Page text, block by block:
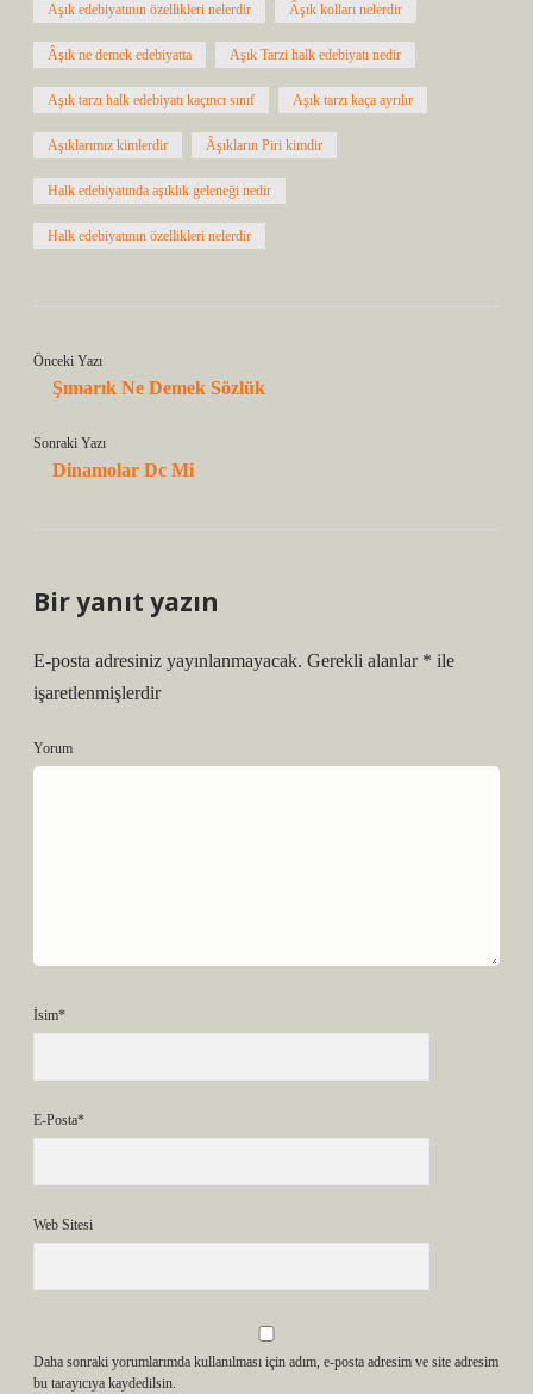
Aşık edebiyatının özellikleri nelerdir Âşık kolları nelerdir
Âşık ne demek edebiyatta Aşık Tarzi halk edebiyatı nedir
Aşık tarzı halk edebiyatı kaçıncı sınıf Aşık tarzı kaça ayrılır
Aşıklarımız kimlerdir Âşıkların Piri kimdir
Halk edebiyatında aşıklık geleneği nedir
Halk edebiyatının özellikleri nelerdir
Önceki Yazı
Şımarık Ne Demek Sözlük
Sonraki Yazı
Dinamolar Dc Mi
Bir yanıt yazın
E-posta adresiniz yayınlanmayacak. Gerekli alanlar * ile
işaretlenmişlerdir
Yorum
İsim*
E-Posta*
Web Sitesi
Daha sonraki yorumlarımda kullanılması için adım, e-posta adresim ve site adresim
bu tarayıcıya kaydedilsin.